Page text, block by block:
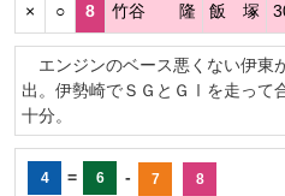
× ○ 8 竹谷 隆 飯 塚
エンジンのベース悪くない伊東
出。伊勢崎でＳＧとＧⅠを走って
十分。
4 = 6 - 7 8